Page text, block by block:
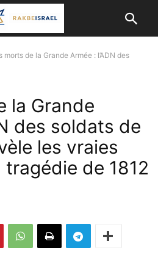
morts de la Grande Armée : l’ADN des
la Grande
des soldats de
les vraies
de 1812